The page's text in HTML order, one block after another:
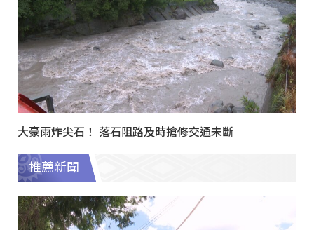
大豪雨炸尖石！ 落石阻路及時搶修交通未斷
推薦新聞